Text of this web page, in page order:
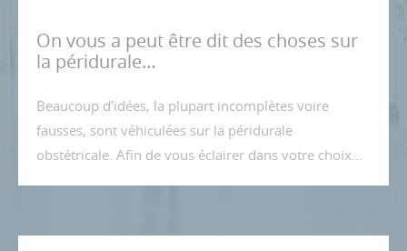
On vous a peut être dit des choses sur
la péridurale…
Beaucoup d’idées, la plupart incomplètes voire
fausses, sont véhiculées sur la péridurale
obstétricale. Afin de vous éclairer dans votre choix…